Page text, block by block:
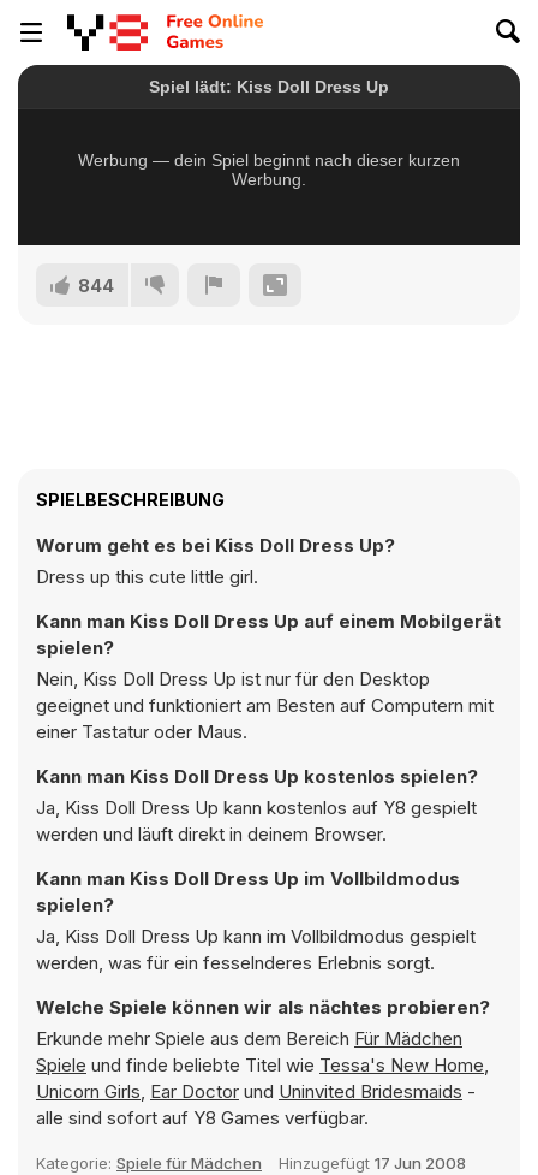
844
SPIELBESCHREIBUNG
Worum geht es bei Kiss Doll Dress Up?
Dress up this cute little girl.
Kann man Kiss Doll Dress Up auf einem Mobilgerät
spielen?
Nein, Kiss Doll Dress Up ist nur für den Desktop
geeignet und funktioniert am Besten auf Computern mit
einer Tastatur oder Maus.
Kann man Kiss Doll Dress Up kostenlos spielen?
Ja, Kiss Doll Dress Up kann kostenlos auf Y8 gespielt
werden und läuft direkt in deinem Browser.
Kann man Kiss Doll Dress Up im Vollbildmodus
spielen?
Ja, Kiss Doll Dress Up kann im Vollbildmodus gespielt
werden, was für ein fesselnderes Erlebnis sorgt.
Welche Spiele können wir als nächtes probieren?
Erkunde mehr Spiele aus dem Bereich Für Mädchen
Spiele und finde beliebte Titel wie Tessa's New Home,
Unicorn Girls, Ear Doctor und Uninvited Bridesmaids -
alle sind sofort auf Y8 Games verfügbar.
Kategorie: Spiele für Mädchen Hinzugefügt 17 Jun 2008